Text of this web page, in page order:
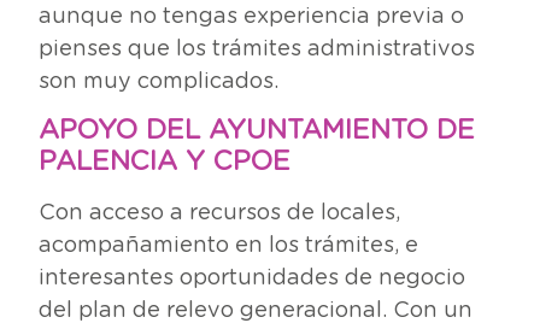
aunque no tengas experiencia previa o
pienses que los trámites administrativos
son muy complicados.
APOYO DEL AYUNTAMIENTO DE
PALENCIA Y CPOE
Con acceso a recursos de locales,
acompañamiento en los trámites, e
interesantes oportunidades de negocio
del plan de relevo generacional. Con un